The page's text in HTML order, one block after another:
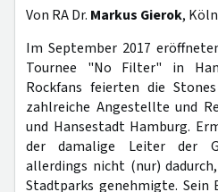
Von RA Dr. Markus Gierok, Köln
Im September 2017
Tournee "No Filter" in
Rockfans feierten die
zahlreiche Angestellte und
und Hansestadt Hamburg.
der damalige Leiter der
allerdings nicht (nur)
Stadtparks genehmigte. Sein